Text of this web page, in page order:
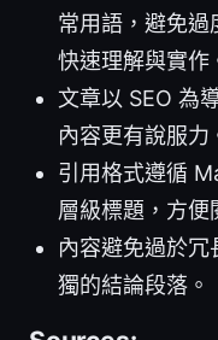
常用語，避免過
快速理解與實作
文章以 SEO 為
內容更有說服力
引用格式遵循
層級標題，方便
內容避免過於
獨的結論段落。